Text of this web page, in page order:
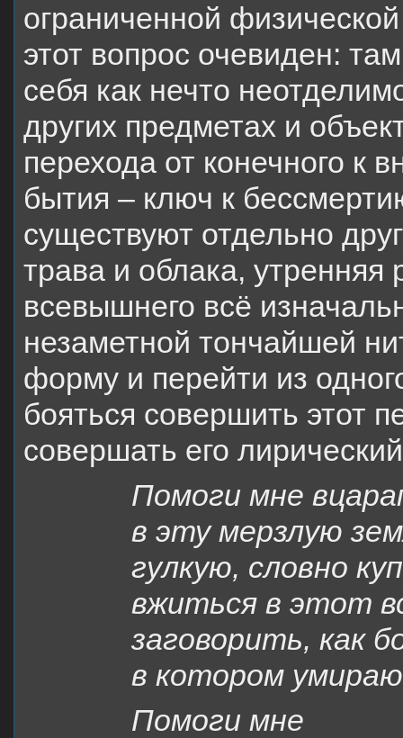
ограниченной
этот вопрос очевиден:
себя как нечто
других предметах и
перехода от конечного к
бытия – ключ к
существуют отдельно
трава и облака,
всевышнего всё
незаметной тончайшей
форму и перейти из
бояться совершить этот
совершать его
Помоги мне
в эту мерзлую
гулкую, словно
вжиться в этот
заговорить, как
в котором
Помоги мне